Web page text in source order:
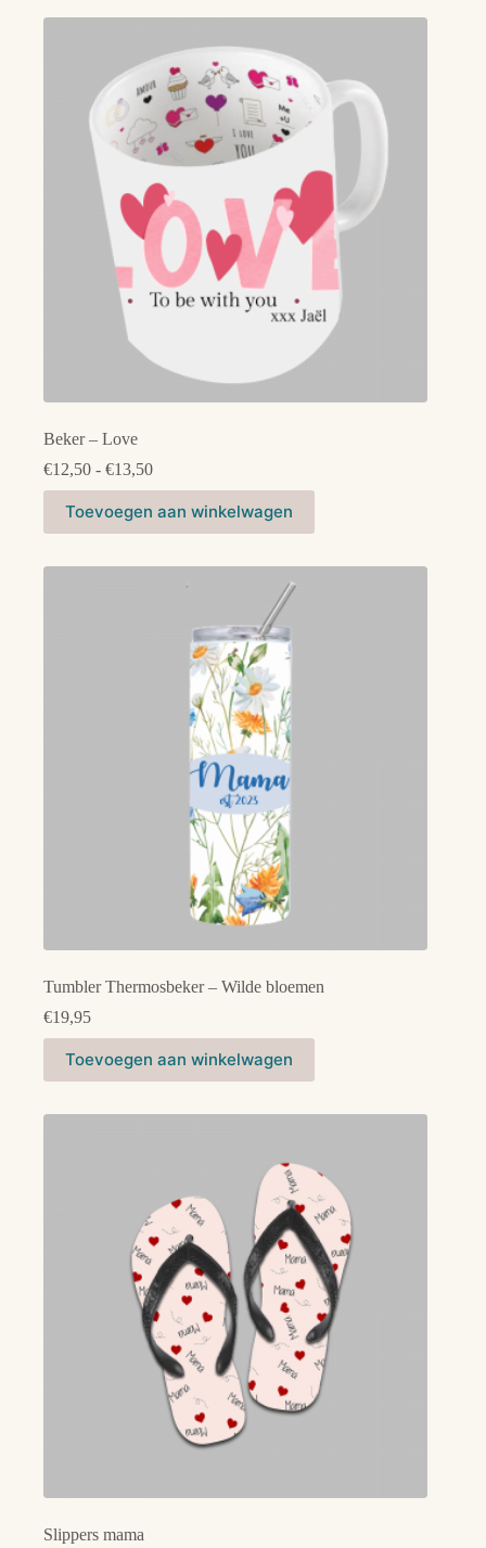
gekozen
productpagina
Beker – Love
€12,50 - €13,50Prijsklasse:
€12,50
tot
Toevoegen aan winkelwagen
product
heeft
Tumbler Thermosbeker – Wilde bloemen
€19,95
Toevoegen aan winkelwagen
Slippers mama